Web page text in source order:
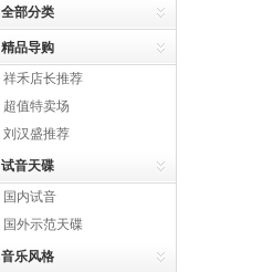
全部分类
精品导购
祥禾店长推荐
超值特卖场
刘汉盛推荐
试音天碟
国内试音
国外示范天碟
音乐风格